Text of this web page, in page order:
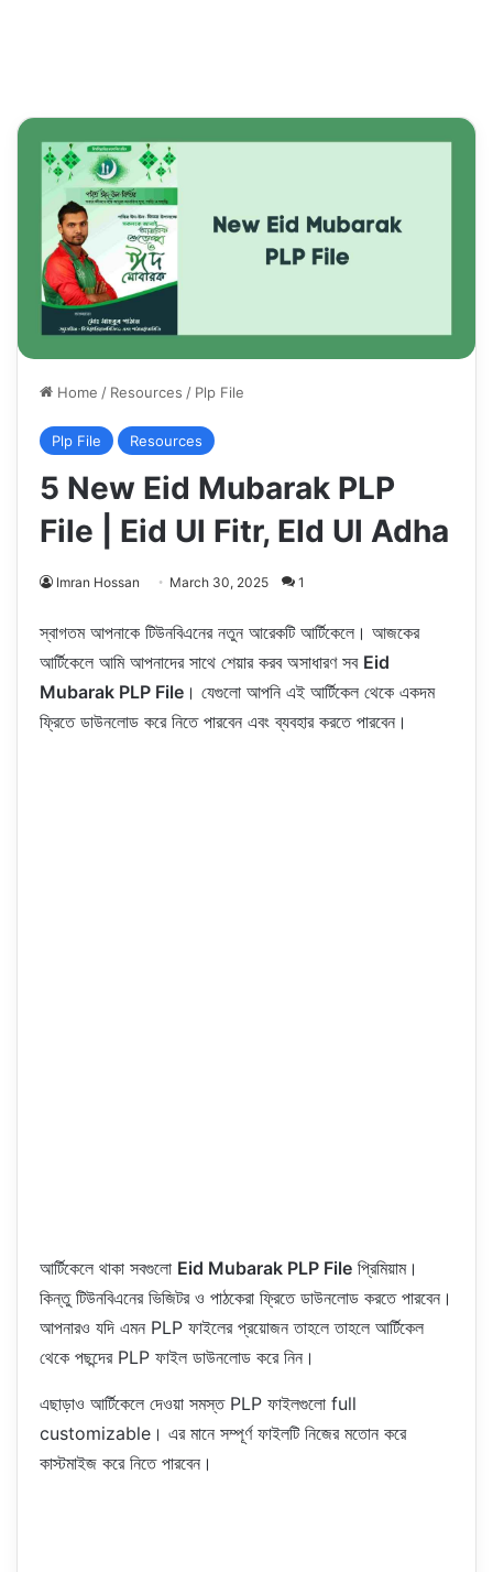
Home / Resources / Plp File
Plp File Resources
5 New Eid Mubarak PLP
File | Eid Ul Fitr, EId Ul Adha
Imran Hossan March 30, 2025 1
স্বাগতম আপনাকে টিউনবিএনের নতুন আরেকটি আর্টিকেলে। আজকের
আর্টিকেলে আমি আপনাদের সাথে শেয়ার করব অসাধারণ সব Eid
Mubarak PLP File । যেগুলো আপনি এই আর্টিকেল থেকে একদম
ফ্রিতে ডাউনলোড করে নিতে পারবেন এবং ব্যবহার করতে পারবেন।
আর্টিকেলে থাকা সবগুলো Eid Mubarak PLP File প্রিমিয়াম।
কিন্তু টিউনবিএনের ভিজিটর ও পাঠকেরা ফ্রিতে ডাউনলোড করতে পারবেন।
আপনারও যদি এমন PLP ফাইলের প্রয়োজন তাহলে তাহলে আর্টিকেল
থেকে পছন্দের PLP ফাইল ডাউনলোড করে নিন।
এছাড়াও আর্টিকেলে দেওয়া সমস্ত PLP ফাইলগুলো full
customizable। এর মানে সম্পূর্ণ ফাইলটি নিজের মতোন করে
কাস্টমাইজ করে নিতে পারবেন।